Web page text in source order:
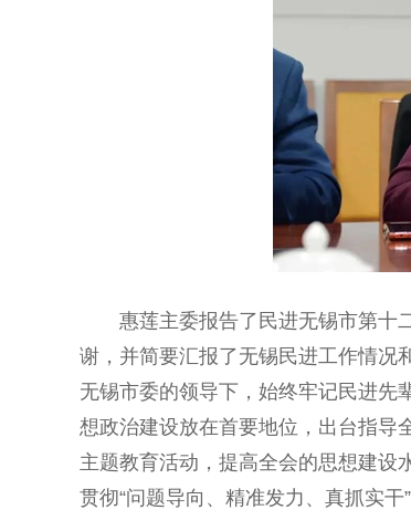
惠莲主委报告了民进无锡市第十二
谢，并简要汇报了无锡民进工作情况
无锡市委的领导下，始终牢记民进先
想政治建设放在首要地位，出台指导
主题教育活动，提高全会的思想建设
贯彻“问题导向、精准发力、真抓实